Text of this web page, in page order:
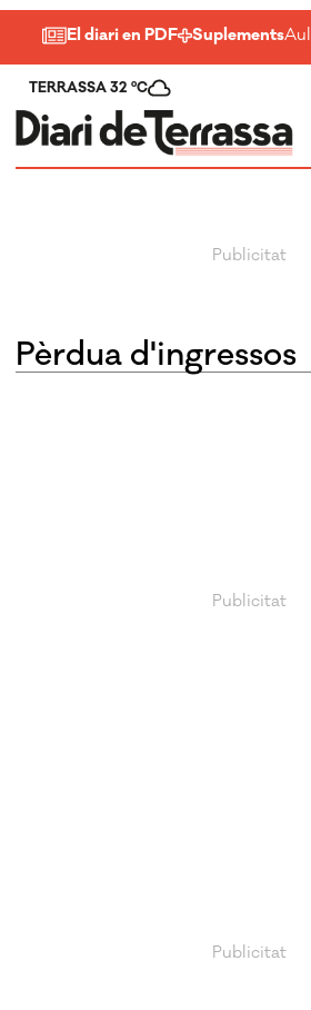
El diari en PDF Suplements
TERRASSA 32 ºC
pèrdua d'ingressos